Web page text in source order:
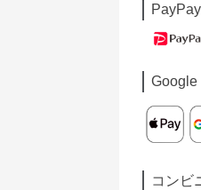
PayPay
Google
コンビ